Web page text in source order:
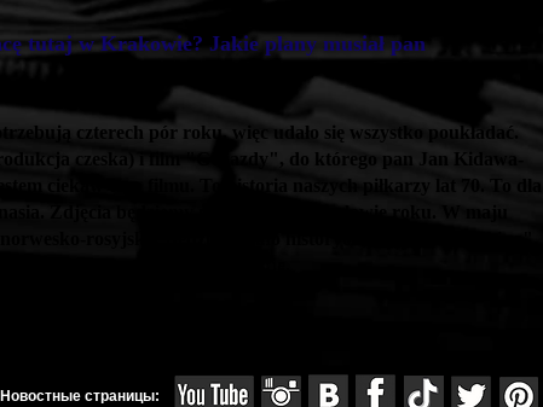
tutaj w Krakowie? Jakie plany musiał pan
czterech pór roku, więc udało się wszystko poukładać.
czeska) i film "Gwiazdy", do którego pan Jan Kidawa-
ciekaw tego filmu. To historia naszych piłkarzy lat 70. To dla
Новостные страницы: